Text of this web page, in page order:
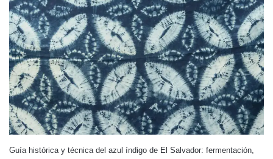
Guía histórica y técnica del azul índigo de El Salvador: fermentación,